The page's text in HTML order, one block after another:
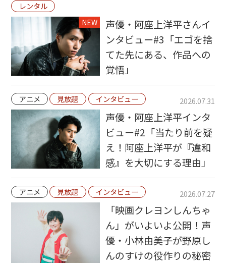
レンタル
NEW
声優・阿座上洋平さんイ
ンタビュー#3「エゴを捨
てた先にある、作品への
覚悟」
アニメ 見放題 インタビュー 2026.07.31
声優・阿座上洋平インタ
ビュー#2「当たり前を疑
え！阿座上洋平が『違和
感』を大切にする理由」
アニメ 見放題 インタビュー 2026.07.27
「映画クレヨンしんちゃ
ん」がいよいよ公開！声
優・小林由美子が野原し
んのすけの役作りの秘密